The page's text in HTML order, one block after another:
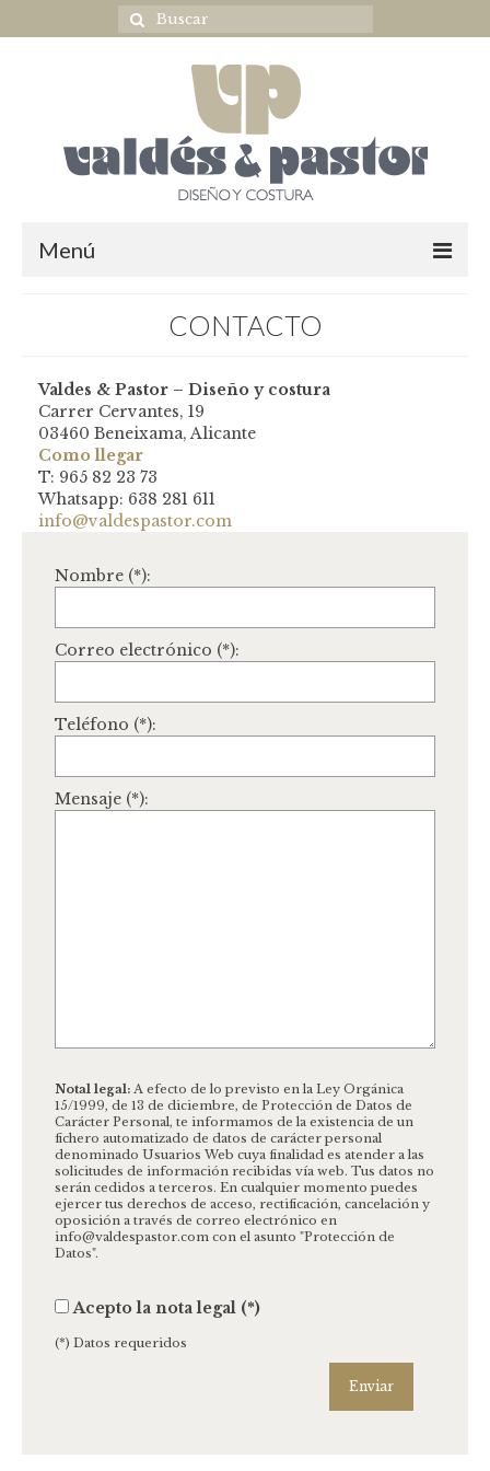
Menú
ULTIMAS COLECCIONES
OUTLET NOVIA
Complementos novia
COMUNIÓN
Niña
Complementos comunión
FESTERAS
NUESTRAS CLIENTAS
Pide tu cita
CONTACTO
Valdes & Pastor – Diseño y costura
Carrer Cervantes, 19
03460 Beneixama, Alicante
Como llegar
T: 965 82 23 73
Whatsapp: 638 281 611
info@valdespastor.com
Nombre (*):
Correo electrónico (*):
Teléfono (*):
Mensaje (*):
Notal legal: A efecto de lo previsto en la Ley Orgánica
15/1999, de 13 de diciembre, de Protección de Datos de
Carácter Personal, te informamos de la existencia de un
fichero automatizado de datos de carácter personal
denominado Usuarios Web cuya finalidad es atender a las
solicitudes de información recibidas vía web. Tus datos no
serán cedidos a terceros. En cualquier momento puedes
ejercer tus derechos de acceso, rectificación, cancelación y
oposición a través de correo electrónico en
info@valdespastor.com con el asunto "Protección de
Datos".
Acepto la nota legal (*)
(*) Datos requeridos